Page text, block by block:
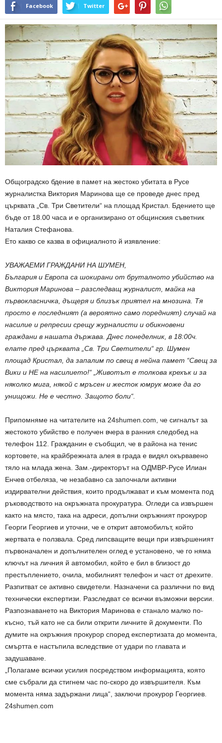
Facebook Twitter
Общоградско бдение в памет на жестоко убитата в Русе
журналистка Виктория Маринова ще се проведе днес пред
църквата „Св. Три Светители“ на площад Кристал. Бдението ще
бъде от 18.00 часа и е организирано от общинския съветник
Наталия Стефанова.
Ето какво се казва в официалното й изявление:
УВАЖАЕМИ ГРАЖДАНИ НА ШУМЕН,
България и Европа са шокирани от бруталното убийство на
Виктория Маринова – разследващ журналист, майка на
първокласничка, дъщеря и близък приятел на мнозина. Тя
просто е последният (а вероятно само поредният) случай на
насилие и репресии срещу журналисти и обикновени
граждани в нашата държава. Днес понеделник, в 18:00ч.
елате пред църквата „Св. Три Светители“ гр. Шумен
площад Кристал, да запалим по свещ в нейна памет “Свещ за
Вики и НЕ на насилието!“ „Животът е толкова крехък и за
няколко мига, някой с мръсен и жесток юмрук може да го
унищожи. Не е честно. Защото боли“.
Припомняме на читателите на 24shumen.com, че сигналът за
жестокото убийство е получен вчера в ранния следобед на
телефон 112. Гражданин е съобщил, че в района на тенис
кортовете, на крайбрежната алея в града е видял окървавено
тяло на млада жена. Зам.-директорът на ОДМВР-Русе Илиан
Енчев отбеляза, че незабавно са започнали активни
издирвателни действия, които продължават и към момента под
ръководството на окръжната прокуратура. Огледи са извършен
както на място, така на адреси, допълни окръжният прокурор
Георги Георгиев и уточни, че е открит автомобилът, който
жертвата е ползвала. Сред липсващите вещи при извършеният
първоначален и допълнителен оглед е установено, че го няма
ключът на личния й автомобил, който е бил в близост до
престъплението, очила, мобилният телефон и част от дрехите.
Разпитват се активно свидетели. Назначени са различни по вид
технически експертизи. Разследват се всички възможни версии.
Разпознаването на Виктория Маринова е станало малко по-
късно, тъй като не са били открити личните й документи. По
думите на окръжния прокурор според експертизата до момента,
смъртта е настъпила вследствие от удари по главата и
задушаване.
„Полагаме всички усилия посредством информацията, която
сме събрали да стигнем час по-скоро до извършителя. Към
момента няма задържани лица“, заключи прокурор Георгиев.
24shumen.com